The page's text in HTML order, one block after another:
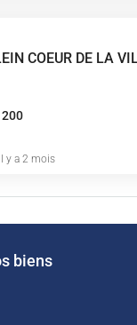
y a 2 mois
biens